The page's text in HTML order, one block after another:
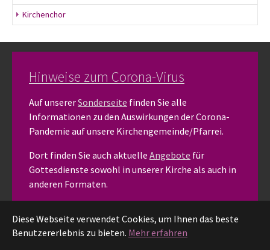
Diese Webseite verwendet Cookies, um Ihnen das beste
Benutzererlebnis zu bieten. Mehr erfahren
Kirchenchor(current)
Hinweise zum Corona-Virus
Auf unsererSonderseite finden Sie alle
Informationen zu den Auswirkungen der Corona-
Pandemie auf unsere Kirchengemeinde/Pfarrei.
Dort finden Sie auch aktuelle Angebote für
Gottesdienste sowohl in unserer Kirche als auch in
anderen Formaten.
Impressum